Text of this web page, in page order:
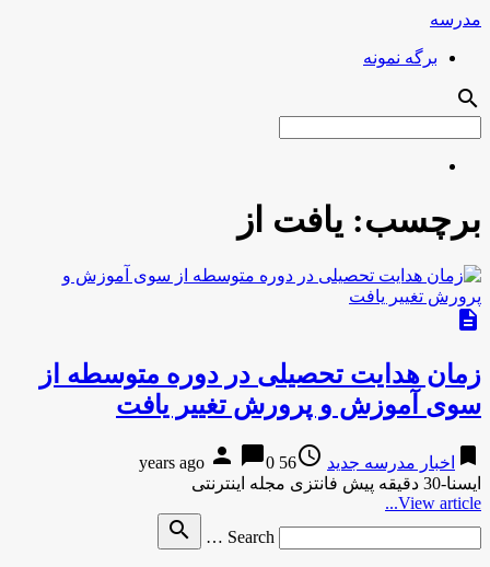
مدرسه
برگه نمونه
search
برچسب: یافت از
description
زمان هدایت تحصیلی در دوره متوسطه از
سوی آموزش و پرورش تغییر یافت
bookmark اخبار مدرسه جدید access_time
56 years ago
person chat_bubble0
ایسنا-30 دقیقه پیش فانتزی مجله اینترنتی
View article...
Search …
search